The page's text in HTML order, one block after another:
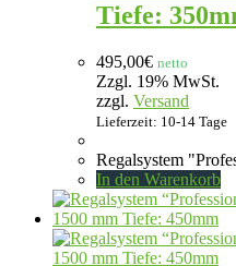
Tiefe:
495,00€ netto
Zzgl. 19% MwSt.
zzgl. Versand
Lieferzeit: 10-14 Tage
Regalsystem
In den Warenkorb